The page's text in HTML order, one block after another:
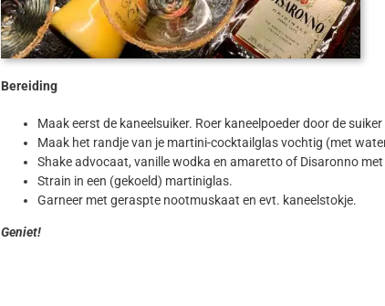
Bereiding
Maak eerst de kaneelsuiker. Roer kaneelpoeder door de
Maak het randje van je martini-cocktailglas vochtig (met
Shake advocaat, vanille wodka en amaretto of Disaronno met
Strain in een (gekoeld) martiniglas.
Garneer met geraspte nootmuskaat en evt. kaneelstokje.
Geniet!